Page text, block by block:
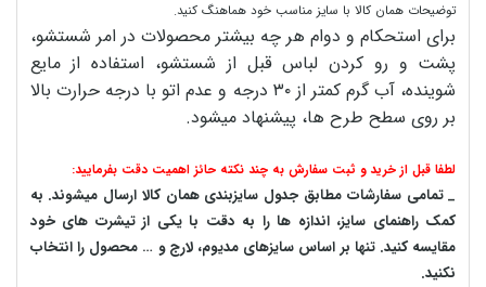
توضیحات همان کالا با سایز مناسب خود هماهنگ کنید.
برای استحکام و دوام هر چه بیشتر محصولات در امر شستشو،
پشت و رو کردن لباس قبل از شستشو، استفاده از مایع
شوینده، آب گرم کمتر از ۳۰ درجه و عدم اتو با درجه حرارت بالا
بر روی سطح طرح ها، پیشنهاد میشود.
لطفا قبل از خرید و ثبت سفارش به چند نکته حائز اهمیت دقت بفرمایید:
_ تمامی سفارشات مطابق جدول سایزبندی همان کالا ارسال میشوند. به
کمک راهنمای سایز، اندازه ها را به دقت با یکی از تیشرت های خود
مقایسه کنید. تنها بر اساس سایزهای مدیوم، لارج و … محصول را انتخاب
نکنید.